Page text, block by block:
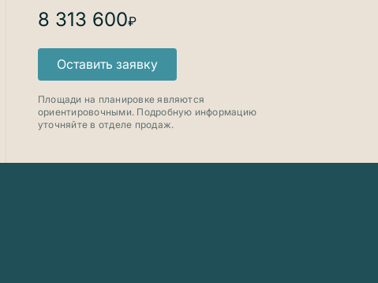
ул. Объездная
Продана
8 313 600₽
Оставить заявку
Площади на планировке являются
ориентировочными. Подробную информацию
уточняйте в отделе продаж.